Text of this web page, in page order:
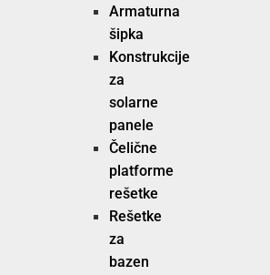
Armaturna
šipka
Konstrukcije
za
solarne
panele
Čelične
platforme
rešetke
Rešetke
za
bazen